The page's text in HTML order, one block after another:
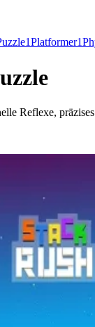
1Platformer1
Reflexe,